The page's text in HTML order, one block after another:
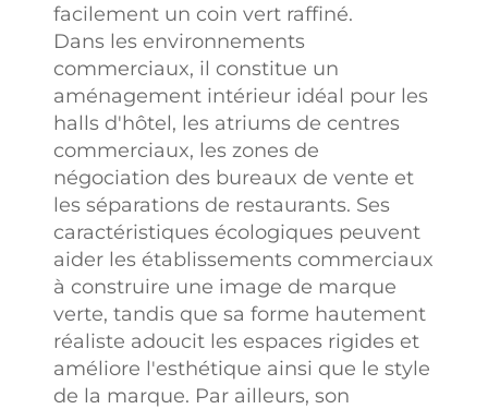
facilement un coin vert raffiné.
Dans les environnements
commerciaux, il constitue un
aménagement intérieur idéal pour les
halls d'hôtel, les atriums de centres
commerciaux, les zones de
négociation des bureaux de vente et
les séparations de restaurants. Ses
caractéristiques écologiques peuvent
aider les établissements commerciaux
à construire une image de marque
verte, tandis que sa forme hautement
réaliste adoucit les espaces rigides et
améliore l'esthétique ainsi que le style
de la marque. Par ailleurs, son